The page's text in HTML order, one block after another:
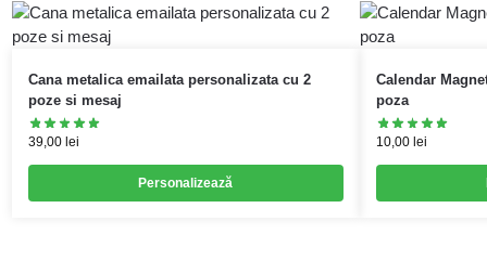
Cana metalica emailata personalizata cu 2
poze si mesaj
39,00 lei
Personalizează
Calendar
poza
10,00 lei